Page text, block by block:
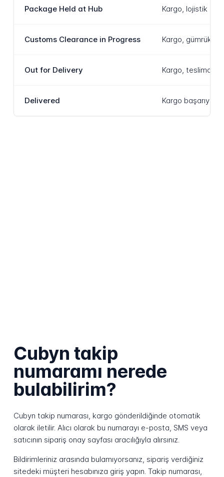
Package Held at Hub Kargo, lojistik
Customs Clearance in Progress Kargo, gümrük
Out for Delivery Kargo, teslimat
Delivered Kargo başarıyla
Cubyn takip
numaramı nerede
bulabilirim?
Cubyn takip numarası, kargo gönderildiğinde otomatik
olarak iletilir. Alıcı olarak bu numarayı e-posta, SMS veya
satıcının sipariş onay sayfası aracılığıyla alırsınız.
Bildirimleriniz arasında bulamıyorsanız, sipariş verdiğiniz
sitedeki müşteri hesabınıza giriş yapın. Takip numarası,